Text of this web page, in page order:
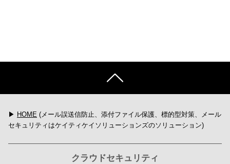
▶ HOME (メール誤送信防止、添付ファイル保護、標的型対策、メール
セキュリティはケイティケイソリューションズのソリューション)
クラウドセキュリティ